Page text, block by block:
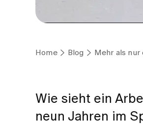
Home Blog Mehr als
Wie sieht ein
neun Jahren im